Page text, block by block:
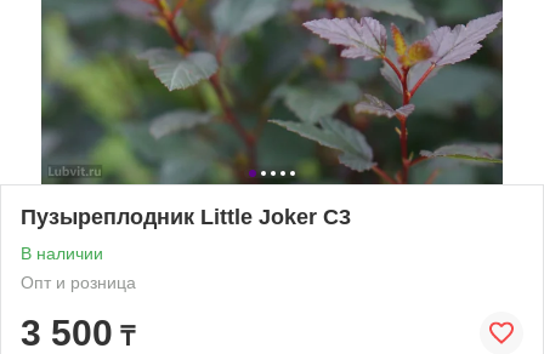
Пузыреплодник Little Joker С3
В наличии
Опт и розница
3 500 ₸